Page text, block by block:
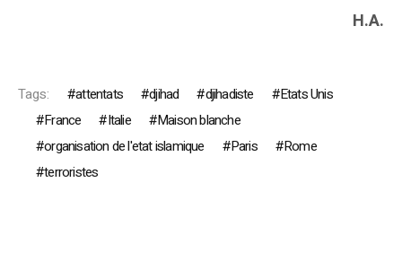
H.A.
Tags: attentats djihad djihadiste
Etats Unis
France
Italie
Maison blanche
organisation de l'etat islamique
Paris
Rome
terroristes